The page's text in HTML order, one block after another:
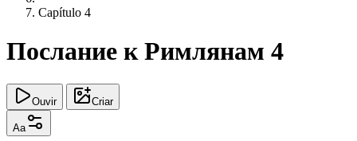
Capítulo 4
Послание к Римлянам 4
Ouvir Criar
Aa